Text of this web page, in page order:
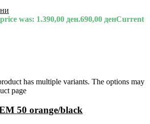
was: 1.390,00 ден.690,00 денCurrent
has multiple variants. The options may
page
50 orange/black